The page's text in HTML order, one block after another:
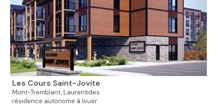
Les Cours Saint-Jovite
Mont-Tremblant,Laurentides
résidence autonome à louer